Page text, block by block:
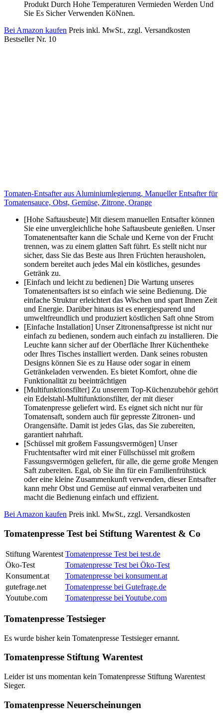
Produkt Durch Hohe Temperaturen Vermieden Werden Und
Sie Es Sicher Verwenden KöNnen.
Bei Amazon kaufen Preis inkl. MwSt., zzgl. Versandkosten
Bestseller Nr. 10
Tomaten-Entsafter aus Aluminiumlegierung, Manueller Entsafter für
Tomatensauce, Obst, Gemüse, Zitrone, Orange
[Hohe Saftausbeute] Mit diesem manuellen Entsafter können
Sie eine unvergleichliche hohe Saftausbeute genießen. Unser
Tomatenentsafter kann die Schale und Kerne von der Frucht
trennen, was zu einem glatten Saft führt. Es stellt nicht nur
sicher, dass Sie das Beste aus Ihren Früchten herausholen,
sondern bereitet auch jedes Mal ein köstliches, gesundes
Getränk zu.
[Einfach und leicht zu bedienen] Die Wartung unseres
Tomatenentsafters ist so einfach wie seine Bedienung. Die
einfache Struktur erleichtert das Wischen und spart Ihnen Zeit
und Energie. Darüber hinaus ist es energiesparend und
umweltfreundlich und produziert köstlichen Saft ohne Strom
[Einfache Installation] Unser Zitronensaftpresse ist nicht nur
einfach zu bedienen, sondern auch einfach zu installieren. Die
Leuchte kann sicher auf der Oberfläche Ihrer Küchentheke
oder Ihres Tisches installiert werden. Dank seines robusten
Designs können Sie es zu Hause oder sogar in einem
Getränkeladen verwenden. Es bietet Komfort, ohne die
Funktionalität zu beeinträchtigen
[Multifunktionsfilter] Zu unserem Top-Küchenzubehör gehört
ein Edelstahl-Multifunktionsfilter, der mit dieser
Tomatenpresse geliefert wird. Es eignet sich nicht nur für
Tomatensaft, sondern auch für gepresste Zitronen- und
Orangensäfte. Damit ist jedes Glas, das Sie zubereiten,
garantiert nahrhaft.
[Schüssel mit großem Fassungsvermögen] Unser
Fruchtentsafter wird mit einer Füllschüssel mit großem
Fassungsvermögen geliefert, für alle, die gerne große Mengen
Saft zubereiten. Egal, ob Sie ihn für ein Familienfrühstück
oder eine kleine Zusammenkunft verwenden, dieser Entsafter
kann mehr Obst und Gemüse auf einmal verarbeiten und
macht die Bedienung einfach und effizient.
Bei Amazon kaufen Preis inkl. MwSt., zzgl. Versandkosten
Tomatenpresse Test bei Stiftung Warentest & Co
Stiftung Warentest Tomatenpresse Test bei test.de
Öko-Test
Tomatenpresse Test bei Öko-Test
Konsument.at
Tomatenpresse bei konsument.at
gutefrage.net
Tomatenpresse bei Gutefrage.de
Youtube.com
Tomatenpresse bei Youtube.com
Tomatenpresse Testsieger
Es wurde bisher kein Tomatenpresse Testsieger ernannt.
Tomatenpresse Stiftung Warentest
Leider ist uns momentan kein Tomatenpresse Stiftung Warentest
Sieger.
Tomatenpresse Neuerscheinungen